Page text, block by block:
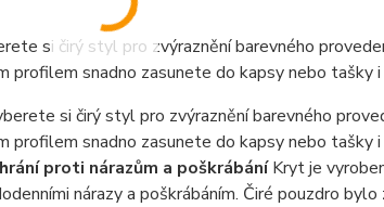
si čirý styl pro zvýraznění barevného
profilem snadno zasunete do kapsy nebo tašky
si čirý styl pro zvýraznění barevného
profilem snadno zasunete do kapsy nebo tašky
proti nárazům a poškrábáníKryt je
nárazy a poškrábáním. Čiré pouzdro